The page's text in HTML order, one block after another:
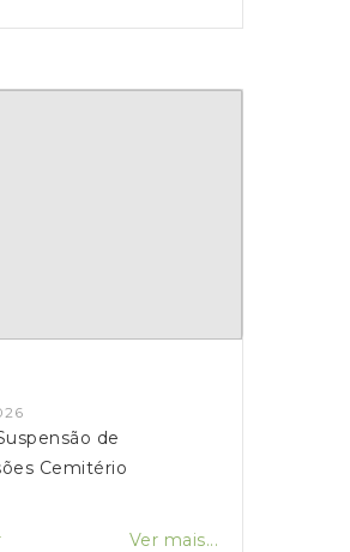
de
Cemitério
Ver mais...